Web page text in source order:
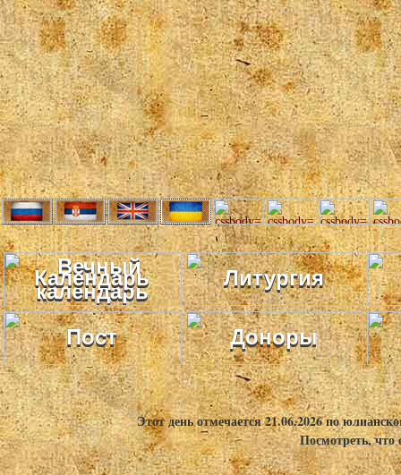
Календарь Литургия
Пост Доноры
Этот день отмечается 21.06.2026 по
Посмотреть,